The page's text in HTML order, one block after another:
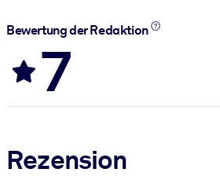
Bewertung der Redaktion
7
Rezension